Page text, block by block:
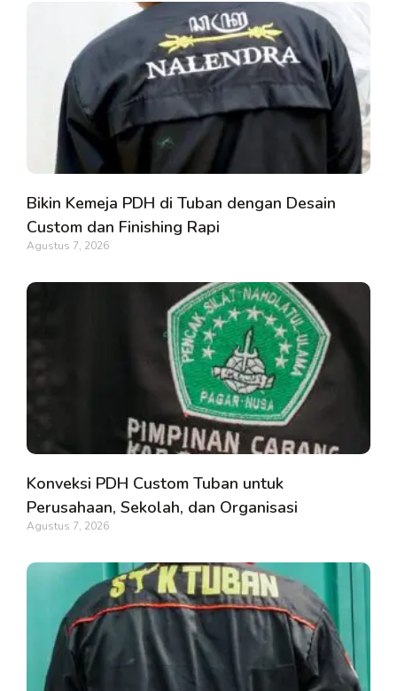
Bikin Kemeja PDH di Tuban dengan Desain
Custom dan Finishing Rapi
Agustus 7, 2026
Konveksi PDH Custom Tuban untuk
Perusahaan, Sekolah, dan Organisasi
Agustus 7, 2026